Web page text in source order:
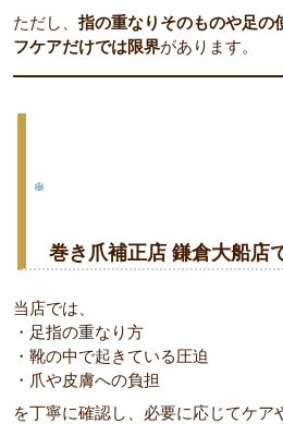
ただし、 指の重なりそのものや足の
フケアだけでは限界があります。
巻き爪補正店 鎌倉大船店
当店では、
・足指の重なり方
・靴の中で起きている圧迫
・爪や皮膚への負担
を丁寧に確認し、必要に応じてケア